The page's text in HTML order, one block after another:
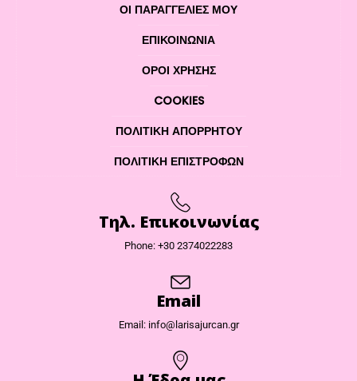
ΟΙ ΠΑΡΑΓΓΕΛΙΕΣ ΜΟΥ
ΕΠΙΚΟΙΝΩΝΊΑ
ΌΡΟΙ ΧΡΉΣΗΣ
COOKIES
ΠΟΛΙΤΙΚΉ ΑΠΟΡΡΉΤΟΥ
ΠΟΛΙΤΙΚΉ ΕΠΙΣΤΡΟΦΏΝ
Τηλ. Επικοινωνίας
Phone: +30 2374022283
Email
Email: info@larisajurcan.gr